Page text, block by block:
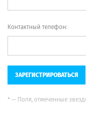
Контактный телефон:
ЗАРЕГИСТРИРОВАТЬСЯ
* — Поля, отмеченные